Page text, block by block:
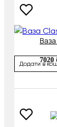
7020
Додати в